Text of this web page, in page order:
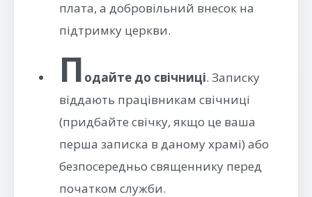
плата, а добровільний внесок на
підтримку церкви.
П одайте до свічниці. Записку
віддають працівникам свічниці
(придбайте свічку, якщо це ваша
перша записка в даному храмі) або
безпосередньо священнику перед
початком служби.